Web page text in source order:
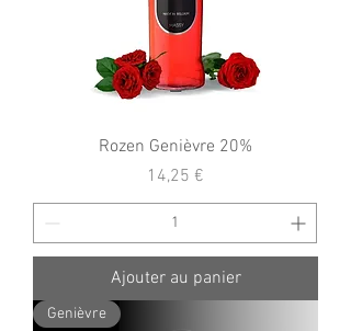
Rozen Genièvre 20%
Prix
14,25 €
Ajouter au panier
Genièvre